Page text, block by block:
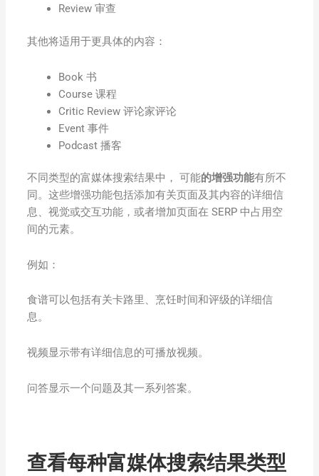
Review 审查
其他将适用于更具体的内容：
Book 书
Course 课程
Critic Review 评论家评论
Event 事件
Podcast 播客
不同类型的富媒体搜索结果中， 可能的增强功能有所不
同。这些增强功能包括添加有关页面及其内容的详细信
息、视觉或交互功能，或者增加页面在 SERP 中占用空
间的元素。
例如：
食谱可以包括有关卡路里、烹饪时间和评级的详细信
息。
视频显示带有详细信息的可播放视频。
问答显示一个问题及其一系列答案。
查看每种富媒体搜索结果类型